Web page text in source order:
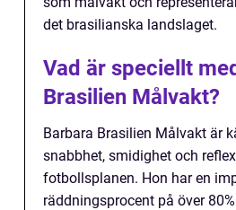
det brasilianska landslaget.
Vad är speciellt
Brasilien Målvakt?
Barbara Brasilien Målvakt är
snabbhet, smidighet och
fotbollsplanen. Hon har en
räddningsprocent på över